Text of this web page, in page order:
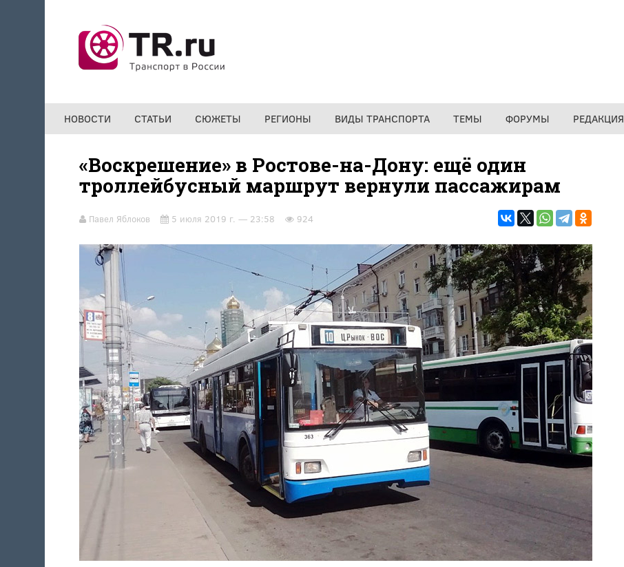
НОВОСТИ СТАТЬИ СЮЖЕТЫ РЕГИОНЫ ВИДЫ ТРАНСПОРТА ТЕМЫ ФОРУМЫ РЕДАКЦИЯ
«Воскрешение» в Ростове-на-Дону: ещё один
троллейбусный маршрут вернули пассажирам
Павел Яблоков 5 июля 2019 г. — 23:58 924